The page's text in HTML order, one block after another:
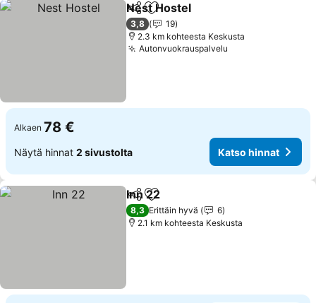
Jaa Lisää suosikkeihin
Nest Hostel
3,8
19
2.3 km kohteesta Keskusta
Autonvuokrauspalvelu
Alkaen 78 €
Näytä hinnat 2 sivustolta Katso hinnat
Jaa Lisää suosikkeihin
Inn 22
8,3 Erittäin hyvä
6
2.1 km kohteesta Keskusta